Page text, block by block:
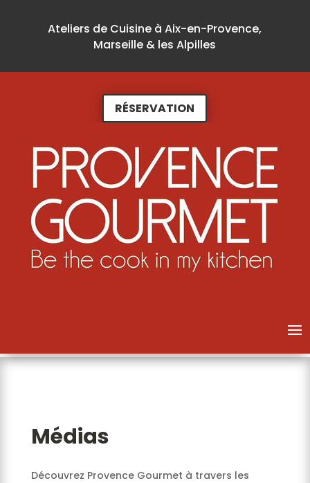
Ateliers de Cuisine à Aix-en-Provence,
Marseille & les Alpilles
RÉSERVATION
Médias
Découvrez Provence Gourmet à travers les